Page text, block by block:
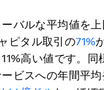
バルな平均値を上
ピタル取引の71%
高い値です。同
ビスへの年間平均